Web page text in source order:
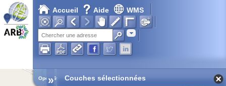
Accueil Aide WMS
Adresse
Open Street Map
» Couches sélectionnées